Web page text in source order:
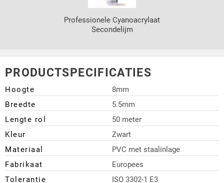
Professionele Cyanoacrylaat
Secondelijm
PRODUCTSPECIFICATIES
Hoogte
8mm
Breedte
5.5mm
Lengte rol
50 meter
Kleur
Zwart
Materiaal
PVC met staalinlage
Fabrikaat
Europees
Tolerantie
ISO 3302-1 E3